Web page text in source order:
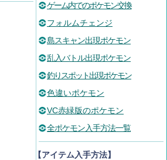
ゲーム内でのポケモン交換
フォルムチェンジ
島スキャン出現ポケモン
乱入バトル出現ポケモン
釣りスポット出現ポケモン
色違いポケモン
VC赤緑版のポケモン
全ポケモン入手方法一覧
【アイテム入手方法】